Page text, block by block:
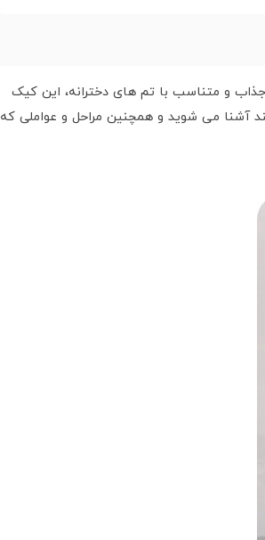
و متناسب با تم های دخترانه، این کیک
آشنا می شوید و همچنین مراحل و عواملی که